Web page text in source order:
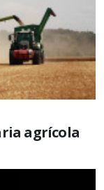
agrícola